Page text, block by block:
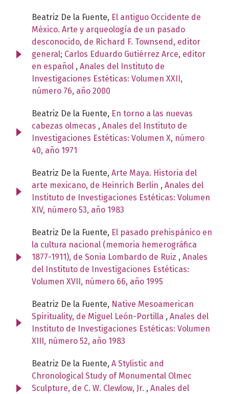
Beatriz De la Fuente, El antiguo Occidente de
México. Arte y arqueología de un pasado
desconocido, de Richard F. Townsend, editor
general; Carlos Eduardo Gutiérrez Arce, editor
en español , Anales del Instituto de
Investigaciones Estéticas: Volumen XXII,
número 76, año 2000
Beatriz De la Fuente, En torno a las nuevas
cabezas olmecas , Anales del Instituto de
Investigaciones Estéticas: Volumen X, número
40, año 1971
Beatriz De la Fuente, Arte Maya. Historia del
arte mexicano, de Heinrich Berlin , Anales del
Instituto de Investigaciones Estéticas: Volumen
XIV, número 53, año 1983
Beatriz De la Fuente, El pasado prehispánico en
la cultura nacional (memoria hemerográfica
1877-1911), de Sonia Lombardo de Ruiz , Anales
del Instituto de Investigaciones Estéticas:
Volumen XVII, número 66, año 1995
Beatriz De la Fuente, Native Mesoamerican
Spirituality, de Miguel León-Portilla , Anales del
Instituto de Investigaciones Estéticas: Volumen
XIII, número 52, año 1983
Beatriz De la Fuente, A Stylistic and
Chronological Study of Monumental Olmec
Sculpture, de C. W. Clewlow, Jr. , Anales del